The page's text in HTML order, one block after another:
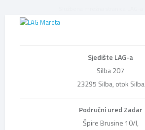
Sjedište LAG-a
Silba 207
23295 Silba, otok Silba
Područni ured Zadar
Špire Brusine 10/I,